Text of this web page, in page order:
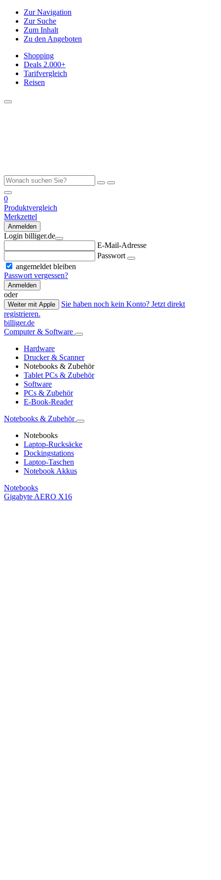
Zur Navigation
Zur Suche
Zum Inhalt
Zu den Angeboten
Shopping
Deals 2.000+
Tarifvergleich
Reisen
0
Produktvergleich
Merkzettel
Anmelden
Login billiger.de
E-Mail-Adresse
Passwort
angemeldet bleiben
Passwort vergessen?
Anmelden
oder
Weiter mit Apple
Sie haben noch kein Konto? Jetzt direkt
registrieren.
billiger.de
Computer & Software
Hardware
Drucker & Scanner
Notebooks & Zubehör
Tablet PCs & Zubehör
Software
PCs & Zubehör
E-Book-Reader
Notebooks & Zubehör
Notebooks
Laptop-Rucksäcke
Dockingstations
Laptop-Taschen
Notebook Akkus
Notebooks
Gigabyte AERO X16